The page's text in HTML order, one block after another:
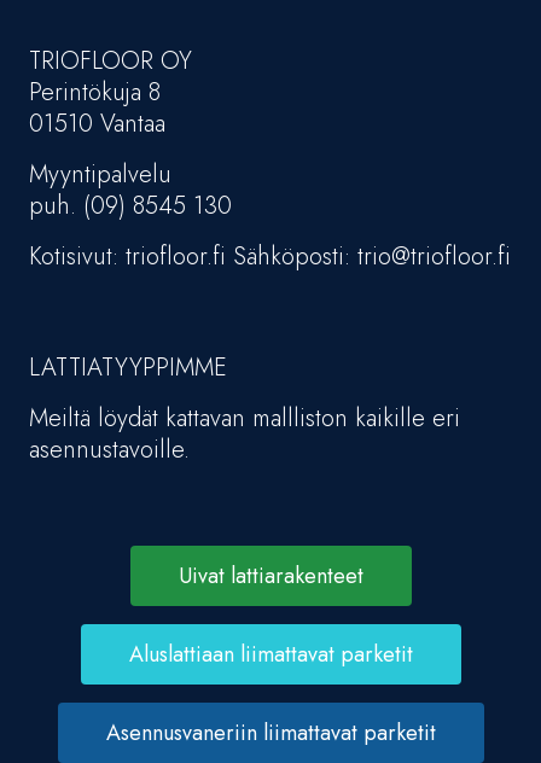
TRIOFLOOR OY
Perintökuja 8
01510 Vantaa
Myyntipalvelu
puh. (09) 8545 130
Kotisivut: triofloor.fi Sähköposti: trio@triofloor.fi
LATTIATYYPPIMME
Meiltä löydät kattavan mallliston kaikille eri
asennustavoille.
Uivat lattiarakenteet
Aluslattiaan liimattavat parketit
Asennusvaneriin liimattavat parketit